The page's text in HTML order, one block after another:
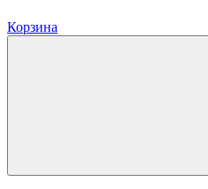
Корзина